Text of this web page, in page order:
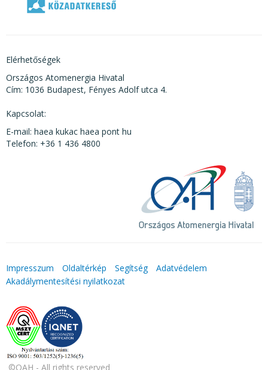
Elérhetőségek
Országos Atomenergia Hivatal
Cím: 1036 Budapest, Fényes Adolf utca 4.
Kapcsolat:
E-mail: haea kukac haea pont hu
Telefon: +36 1 436 4800
Impresszum Oldaltérkép Segítség
Adatvédelem
Akadálymentesítési nyilatkozat
©OAH - All rights reserved